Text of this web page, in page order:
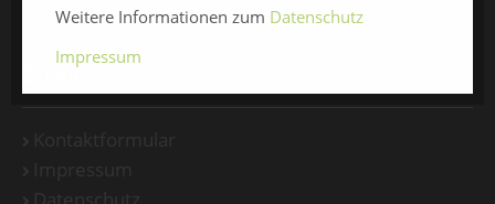
SERVICE
Weitere Informationen zum Datenschutz
Impressum